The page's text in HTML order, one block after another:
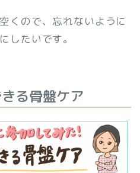
くので、忘れないように
したいです。
る骨盤ケア